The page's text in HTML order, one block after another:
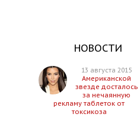
НОВОСТИ
13 августа 2015
Американской
звезде досталось
за нечаянную
рекламу таблеток от
токсикоза